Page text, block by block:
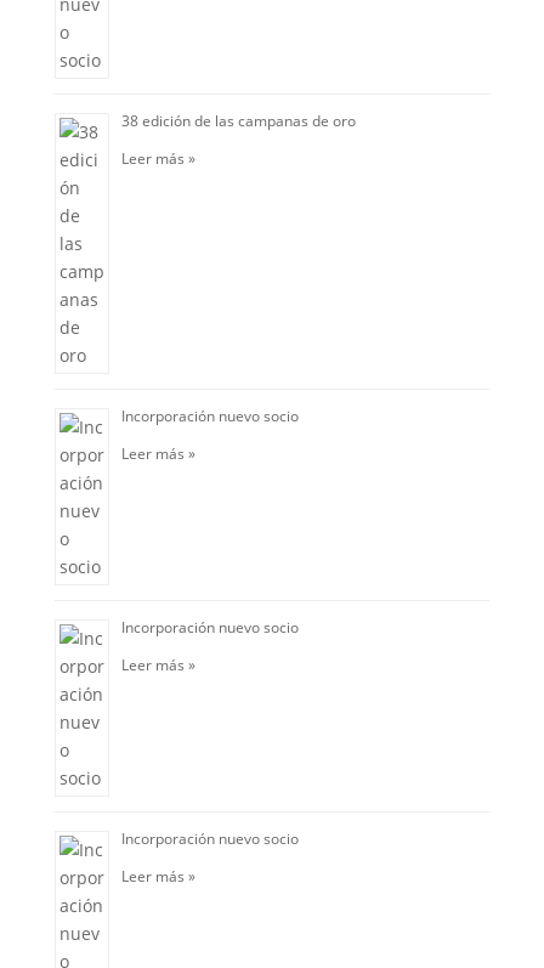
38 edición de las campanas de oro
Leer más »
Incorporación nuevo socio
Leer más »
Incorporación nuevo socio
Leer más »
Incorporación nuevo socio
Leer más »